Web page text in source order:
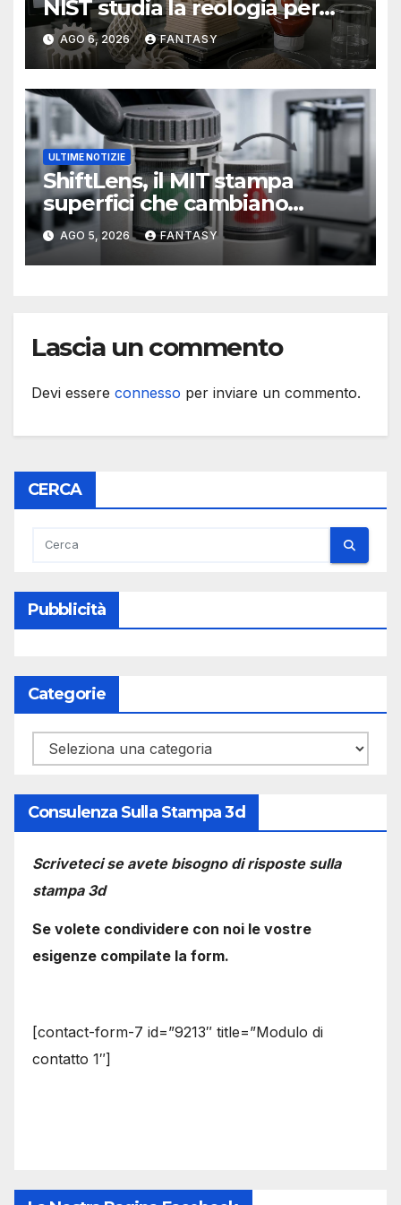
NIST studia la reologia per
rendere più affidabile la
stampa 3D
AGO 6, 2026 FANTASY
ULTIME NOTIZIE
ShiftLens, il MIT stampa
superfici che cambiano
immagine senza elettronica
AGO 5, 2026 FANTASY
Lascia un commento
Devi essere connesso per inviare un commento.
CERCA
Pubblicità
Categorie
Categorie
Consulenza Sulla Stampa 3d
Scriveteci se avete bisogno di risposte sulla
stampa 3d
Se volete condividere con noi le vostre
esigenze compilate la form.
[contact-form-7 id=”9213″ title=”Modulo di
contatto 1″]